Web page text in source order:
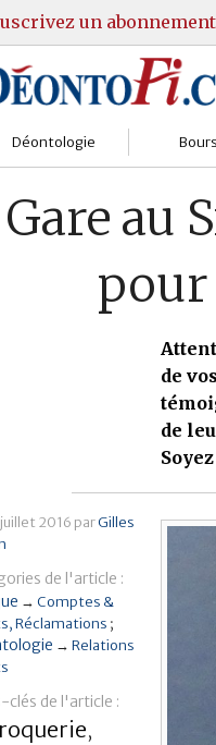
un
Déontologie
Gestion Guide
Guide
Pratique
Gare au
pour
de
de
2016 parGilles
de l'article :
→ Comptes &
Réclamations
→ Relations
clés de l'article :
,